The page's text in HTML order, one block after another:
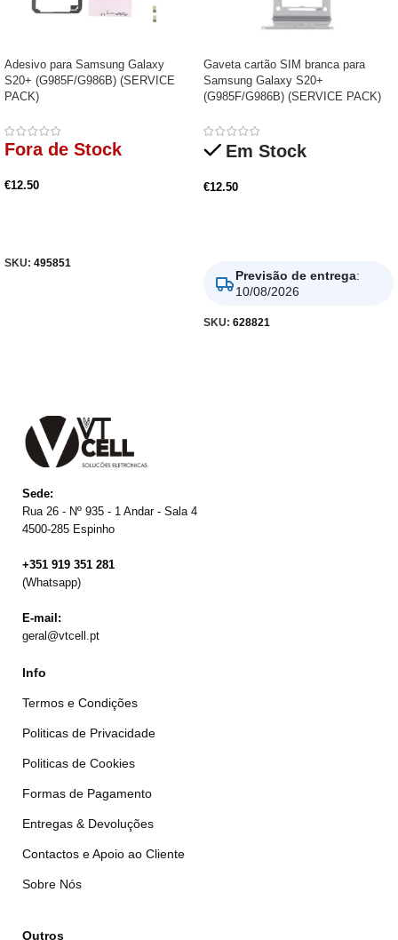
Adesivo para Samsung Galaxy
S20+ (G985F/G986B) (SERVICE
PACK)
Fora de Stock
€12.50
SKU: 495851
Gaveta cartão SIM branca para
Samsung Galaxy S20+
(G985F/G986B) (SERVICE PACK)
Em Stock
€12.50
Previsão de entrega:
10/08/2026
SKU: 628821
Sede:
Rua 26 - Nº 935 - 1 Andar - Sala 4
4500-285 Espinho
+351 919 351 281
(Whatsapp)
E-mail:
geral@vtcell.pt
Info
Termos e Condições
Politicas de Privacidade
Politicas de Cookies
Formas de Pagamento
Entregas & Devoluções
Contactos e Apoio ao Cliente
Sobre Nós
Outros